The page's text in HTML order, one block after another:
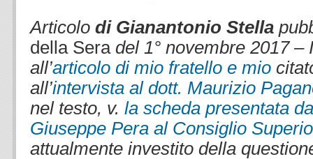
Articolo di Gianantonio Stella
della Sera del 1° novembre 2017 –
all’articolo di mio fratello e mio
all’intervista al dott. Maurizio
nel testo, v. la scheda presentata
Giuseppe Pera al Consiglio
attualmente investito della